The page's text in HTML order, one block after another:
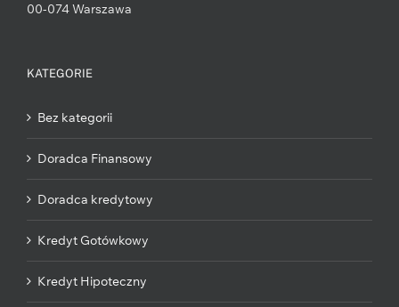
00-074 Warszawa
KATEGORIE
Bez kategorii
Doradca Finansowy
Doradca kredytowy
Kredyt Gotówkowy
Kredyt Hipoteczny